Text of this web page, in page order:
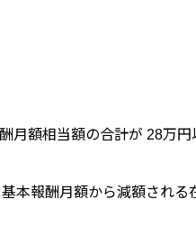
月額相当額の合計が 28万
本報酬月額から減額される